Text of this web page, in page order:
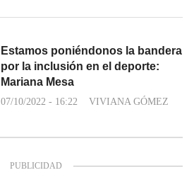
Estamos poniéndonos la bandera
por la inclusión en el deporte:
Mariana Mesa
07/10/2022 - 16:22 VIVIANA GÓMEZ